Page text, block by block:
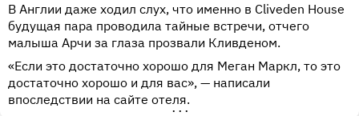
В Англии даже ходил слух, что именно в Cliveden House
будущая пара проводила тайные встречи, отчего
малыша Арчи за глаза прозвали Кливденом.
«Если это достаточно хорошо для Меган Маркл, то это
достаточно хорошо и для вас», — написали
впоследствии на сайте отеля.
•••